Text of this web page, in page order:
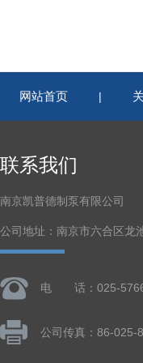
网站首页 |
联系我们
南京凯普德制泵有限公司
公司地址：南京市六合区龙
电 话：025-
公司传真：86-025-